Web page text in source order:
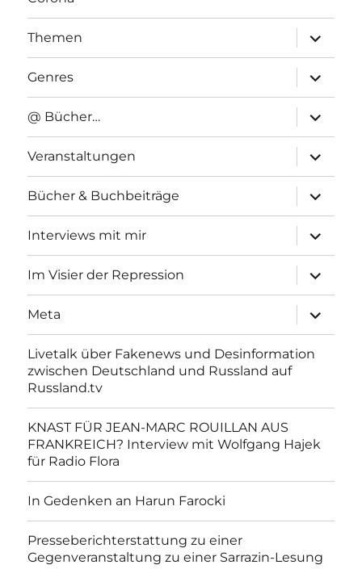
Themen
anzeigen
Genres
anzeigen
@ Bücher…
anzeigen
Veranstaltungen
anzeigen
Bücher & Buchbeiträge
anzeigen
Interviews mit mir
anzeigen
Im Visier der Repression
anzeigen
Meta
anzeigen
Livetalk über Fakenews und Desinformation
zwischen Deutschland und Russland auf
Russland.tv
KNAST FÜR JEAN-MARC ROUILLAN AUS
FRANKREICH? Interview mit Wolfgang Hajek
für Radio Flora
In Gedenken an Harun Farocki
Presseberichterstattung zu einer
Gegenveranstaltung zu einer Sarrazin-Lesung